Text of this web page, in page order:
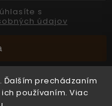
Ďalším prechádzaním
používaním. Viac
údajov
práva vyhradené.